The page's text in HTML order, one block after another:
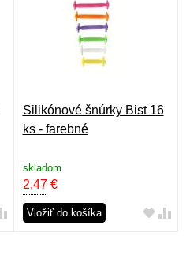
Silikónové šnúrky Bist 16
ks - farebné
skladom
2,47€
Vložiť do košíka